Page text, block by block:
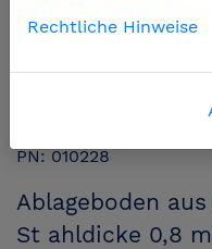
PN: 010228
Ablageboden
St ahldicke 0,8
Rechtliche Hinweise